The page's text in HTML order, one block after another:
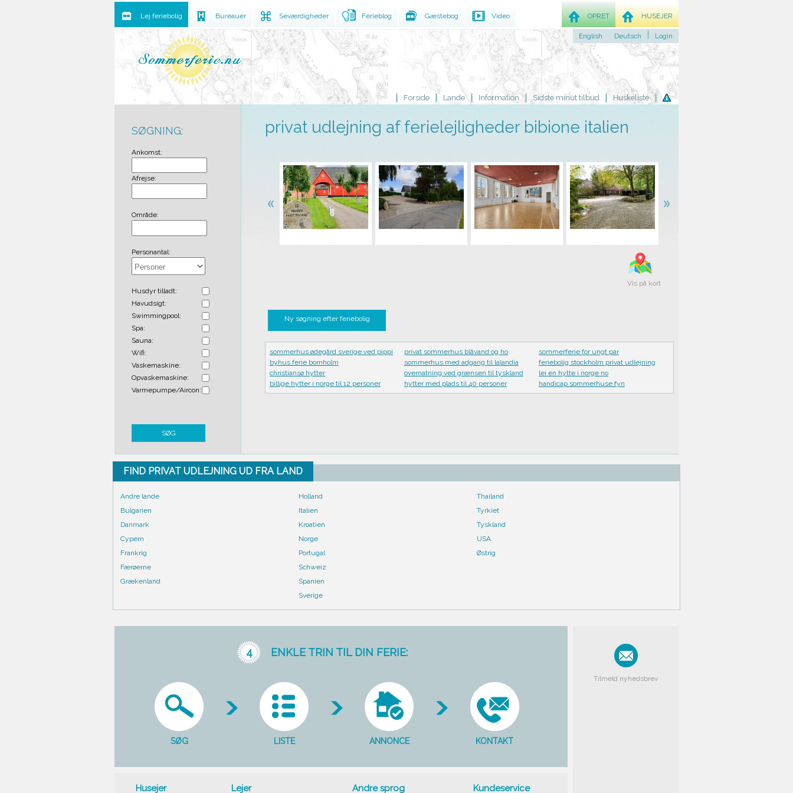
Forside Lande Information Sidste minut tilbud Huskeliste
privat udlejning af ferielejligheder bibione italien
Vis på kort
Ny søgning efter feriebolig
sommerhus ødegård sverige ved pippi
byhus ferie bornholm
christiansø hytter
billige hytter i norge til 12 personer
privat sommerhus blåvand og ho
sommerhus med adgang til lalandia
overnatning ved grænsen til tyskland
hytter med plads til 40 personer
sommerferie for ungt par
feriebolig stockholm privat udlejning
lei en hytte i norge no
handicap sommerhuse fyn
SØGNING:
Ankomst:
Afrejse:
Område:
Personantal:
Husdyr tilladt:
Havudsigt:
Swimmingpool:
Spa:
Sauna:
Wifi:
Vaskemaskine:
Opvaskemaskine:
Varmepumpe/Aircon:
SØG
FIND PRIVAT UDLEJNING UD FRA LAND
Andre lande
Bulgarien
Danmark
Cypern
Frankrig
Færøerne
Grækenland
Holland
Italien
Kroatien
Norge
Portugal
Schweiz
Spanien
Sverige
Thailand
Tyrkiet
Tyskland
USA
Østrig
4 ENKLE TRIN TIL DIN FERIE:
SØG LISTE ANNONCE KONTAKT
Husejer Lejer Andre sprog Kundeservice
Tilmeld nyhedsbrev
Lej feriebolig Bureauer Seværdigheder Ferieblog Gæstebog Video HUSEJER
OPRET
English Deutsch Login